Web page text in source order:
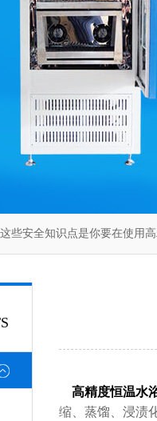
这些安全知识点是你要在使用
高精度恒温水
缩、蒸馏、浸渍